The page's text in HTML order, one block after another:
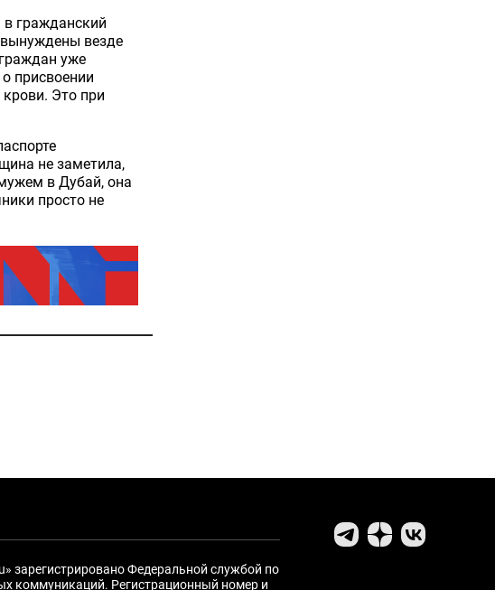
гражданский
везде
уже
присвоении
Это при
не заметила,
в Дубай, она
просто не
зарегистрировано Федеральной службой по
коммуникаций. Регистрационный номер и